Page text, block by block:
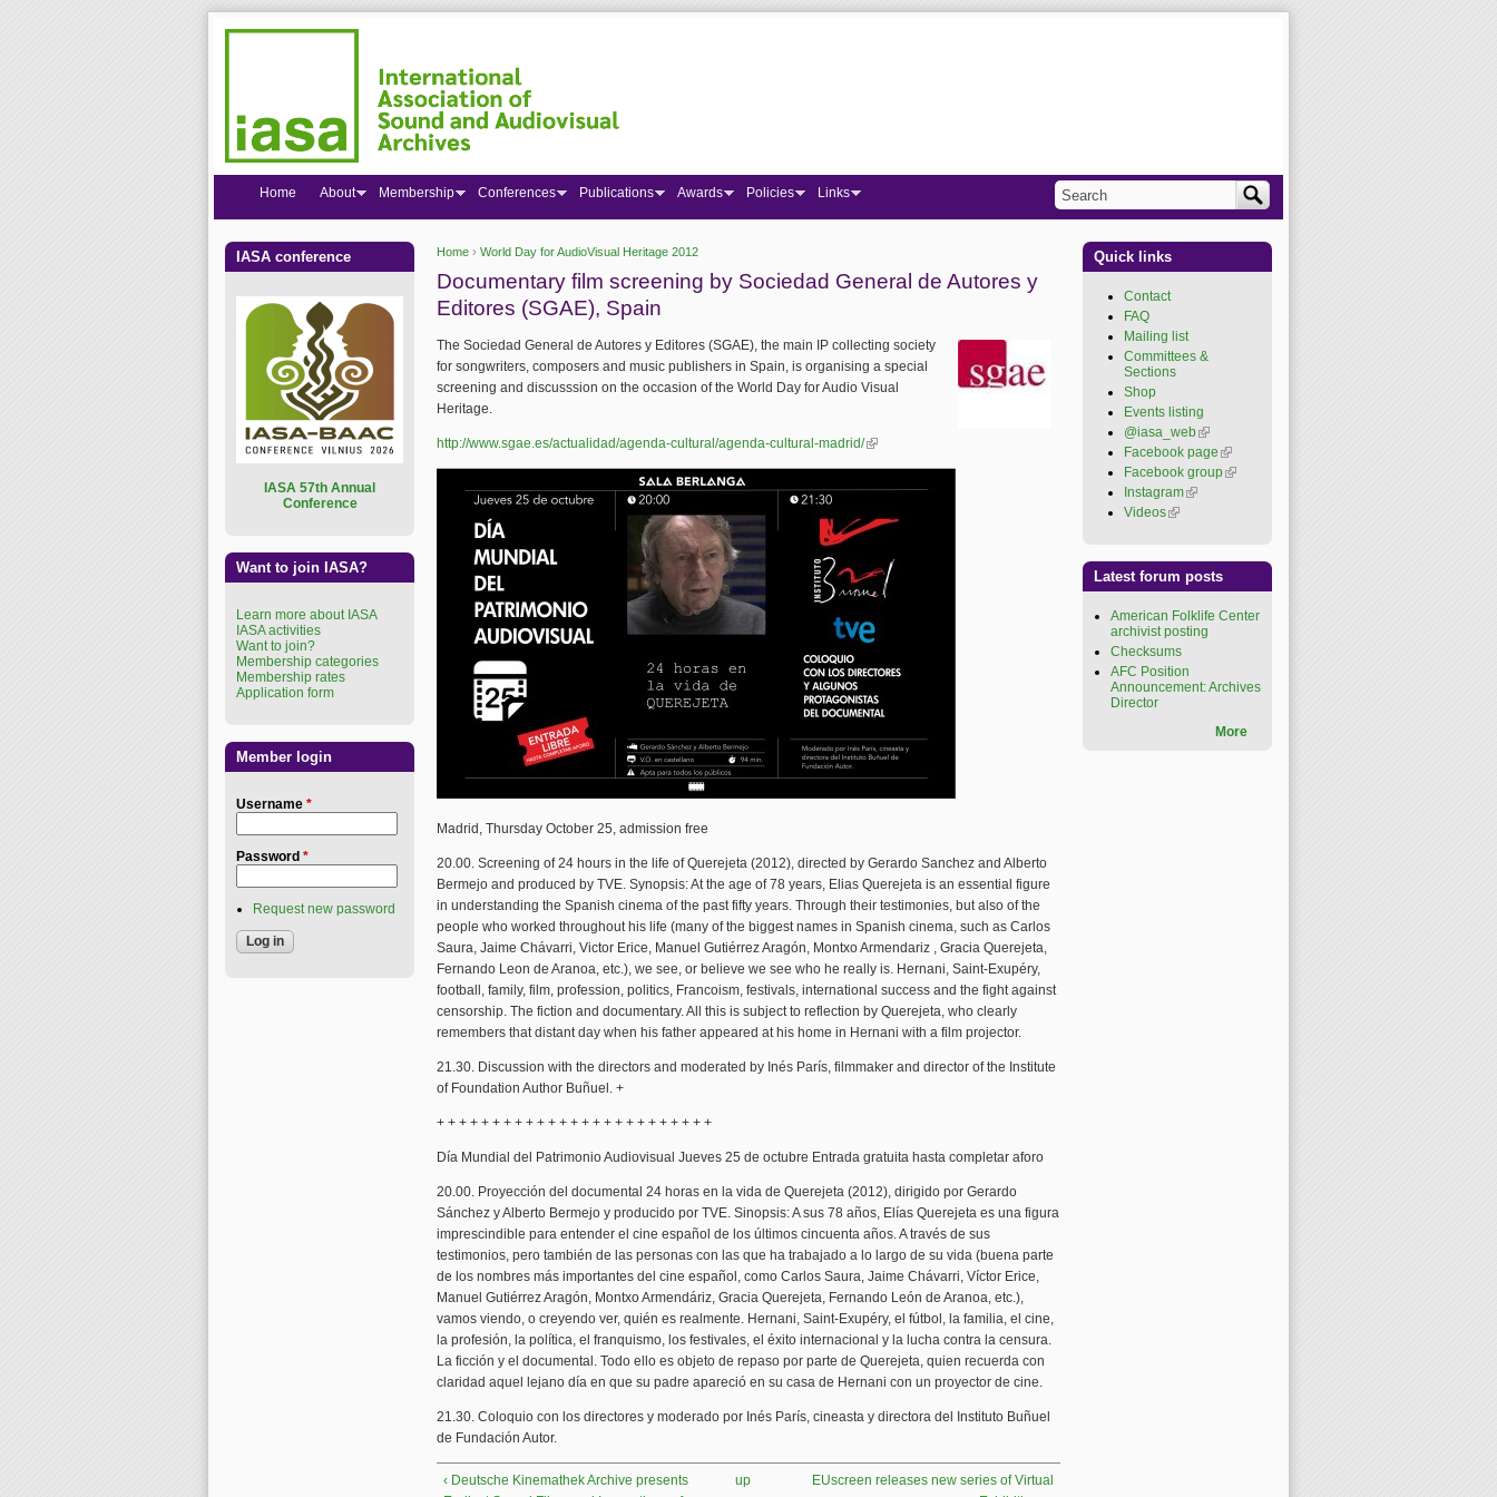
You are here
Home › World Day for AudioVisual Heritage 2012
Documentary film screening by Sociedad General de Autores y
Editores (SGAE), Spain
The Sociedad General de Autores y Editores (SGAE), the main IP collecting society
for songwriters, composers and music publishers in Spain, is organising a special
screening and discusssion on the occasion of the World Day for Audio Visual
Heritage.
http://www.sgae.es/actualidad/agenda-cultural/agenda-cultural-madrid/(link is external)
Madrid, Thursday October 25, admission free
20.00. Screening of 24 hours in the life of Querejeta (2012), directed by Gerardo Sanchez and Alberto
Bermejo and produced by TVE. Synopsis: At the age of 78 years, Elias Querejeta is an essential figure
in understanding the Spanish cinema of the past fifty years. Through their testimonies, but also of the
people who worked throughout his life (many of the biggest names in Spanish cinema, such as Carlos
Saura, Jaime Chávarri, Victor Erice, Manuel Gutiérrez Aragón, Montxo Armendariz , Gracia Querejeta,
Fernando Leon de Aranoa, etc.), we see, or believe we see who he really is. Hernani, Saint-Exupéry,
football, family, film, profession, politics, Francoism, festivals, international success and the fight against
censorship. The fiction and documentary. All this is subject to reflection by Querejeta, who clearly
remembers that distant day when his father appeared at his home in Hernani with a film projector.
21.30. Discussion with the directors and moderated by Inés París, filmmaker and director of the Institute
of Foundation Author Buñuel. +
+ + + + + + + + + + + + + + + + + + + + + + + + +
Día Mundial del Patrimonio Audiovisual Jueves 25 de octubre Entrada gratuita hasta completar aforo
20.00. Proyección del documental 24 horas en la vida de Querejeta (2012), dirigido por Gerardo
Sánchez y Alberto Bermejo y producido por TVE. Sinopsis: A sus 78 años, Elías Querejeta es una figura
imprescindible para entender el cine español de los últimos cincuenta años. A través de sus
testimonios, pero también de las personas con las que ha trabajado a lo largo de su vida (buena parte
de los nombres más importantes del cine español, como Carlos Saura, Jaime Chávarri, Víctor Erice,
Manuel Gutiérrez Aragón, Montxo Armendáriz, Gracia Querejeta, Fernando León de Aranoa, etc.),
vamos viendo, o creyendo ver, quién es realmente. Hernani, Saint-Exupéry, el fútbol, la familia, el cine,
la profesión, la política, el franquismo, los festivales, el éxito internacional y la lucha contra la censura.
La ficción y el documental. Todo ello es objeto de repaso por parte de Querejeta, quien recuerda con
claridad aquel lejano día en que su padre apareció en su casa de Hernani con un proyector de cine.
21.30. Coloquio con los directores y moderado por Inés París, cineasta y directora del Instituto Buñuel
de Fundación Autor.
‹ Deutsche Kinemathek Archive presents
up
EUscreen releases new series of Virtual
Home About Membership Conferences Publications Awards Policies Links
Search form
Search
IASA conference
ASA 57th Annual
Conference
Want to join IASA?
Learn more about IASA
IASA activities
Want to join?
Membership categories
Membership rates
Application form
Member login
Username *
Password *
Request new password
Quick links
Contact
FAQ
Mailing list
Committees &
Sections
Shop
Events listing
@iasa_web(link is
external)
Facebook page (link is
external)
Facebook group(link is
Instagram(link is external)
Videos(link is external)
Latest forum posts
American Folklife Center
archivist posting
Checksums
AFC Position
Announcement: Archives
Director
More